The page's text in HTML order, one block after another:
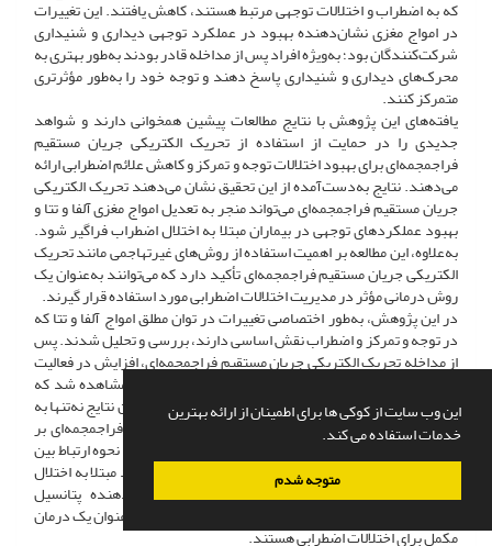
این وب سایت از کوکی ها برای اطمینان از ارائه بهترین
خدمات استفاده می کند.
متوجه شدم
که به اضطراب و اختلالات توجهی مرتبط هستند، کاهش یافتند. این تغییرات
در امواج مغزی نشان‌دهنده بهبود در عملکرد توجهی دیداری و شنیداری
شرکت‌کنندگان بود؛ به‌ویژه افراد پس از مداخله قادر بودند به‌طور بهتری به
محرک‌های دیداری و شنیداری پاسخ دهند و توجه خود را به‌طور مؤثرتری
متمرکز کنند.
یافته‌های این پژوهش با نتایج مطالعات پیشین همخوانی دارند و شواهد
جدیدی را در حمایت از استفاده از تحریک الکتریکی جریان مستقیم
فراجمجمه‌ای برای بهبود اختلالات توجه و تمرکز و کاهش علائم اضطرابی ارائه
می‌دهند. نتایج به‌دست‌آمده از این تحقیق نشان می‌دهند تحریک الکتریکی
جریان مستقیم فراجمجمه‌ای می‌تواند منجر به تعدیل امواج مغزی آلفا و تتا و
بهبود عملکردهای توجهی در بیماران مبتلا به اختلال اضطراب فراگیر شود.
به‌علاوه، این مطالعه بر اهمیت استفاده از روش‌های غیرتهاجمی مانند تحریک
الکتریکی جریان مستقیم فراجمجمه‌ای تأکید دارد که می‌توانند به‌عنوان یک
روش درمانی مؤثر در مدیریت اختلالات اضطرابی مورد استفاده قرار گیرند.
در این پژوهش، به‌طور اختصاصی تغییرات در توان مطلق امواج آلفا و تتا که
در توجه و تمرکز و اضطراب نقش اساسی دارند، بررسی و تحلیل شدند. پس
از مداخله تحریک الکتریکی جریان مستقیم فراجمجمه‌ای، افزایش در فعالیت
امواج آلفا و کاهش در امواج تتا در نواحی مغزی مورد‌نظر مشاهده شد که
ارتباط مستقیمی با بهبود توجه دیداری و شنیداری داشت. این نتایج نه‌تنها به
درک دقیق‌تری از اثرات تحریک الکتریکی جریان مستقیم فراجمجمه‌ای بر
تغییرات امواج مغزی می‌پردازد، بلکه باعث پیشرفت در فهم نحوه ارتباط بین
این امواج و بهبود عملکرد توجه دیداری و شنیداری در افراد مبتلا به اختلال
اضطراب فراگیر می‌شود. این یافته‌ها همچنین نشان‌دهنده پتانسیل
استفاده از تحریک الکتریکی جریان مستقیم فراجمجمه‌ای به‌عنوان یک درمان
مکمل برای اختلالات اضطرابی هستند.